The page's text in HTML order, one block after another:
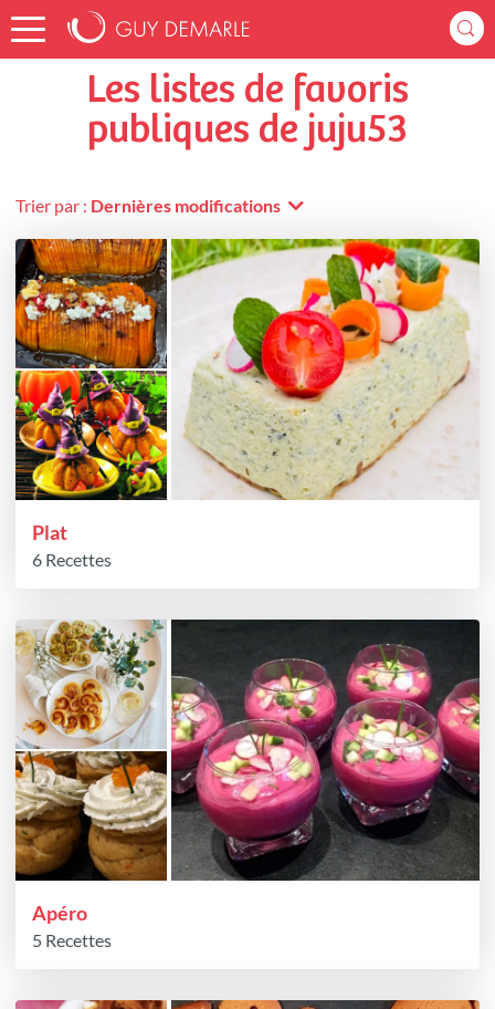
Accueil juju53 Listes de favoris
Les listes de favoris
publiques de juju53
Trier par : Dernières modifications
Apéro
5 Recettes
Plat
6 Recettes